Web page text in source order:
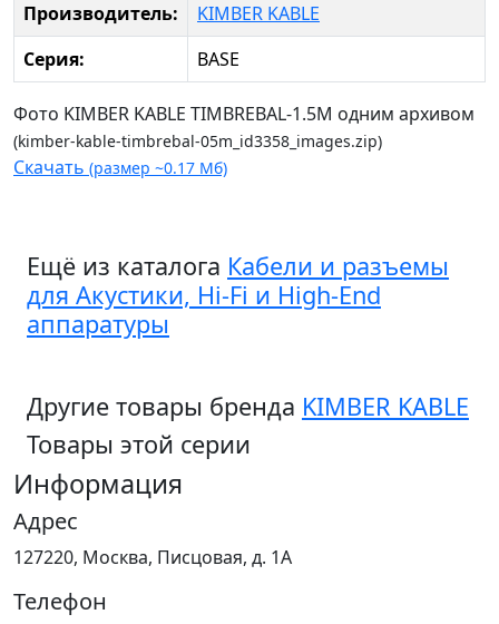
Производитель:
KIMBER KABLE
Серия:
BASE
Фото KIMBER KABLE TIMBREBAL-1.5M одним архивом
(kimber-kable-timbrebal-05m_id3358_images.zip)
Скачать (размер ~0.17 Мб)
Ещё из каталога Кабели и разъемы
для Акустики, Hi-Fi и High-End
аппаратуры
Другие товары бренда KIMBER KABLE
Товары этой серии
Информация
Адрес
127220, Москва, Писцовая, д. 1А
Телефон